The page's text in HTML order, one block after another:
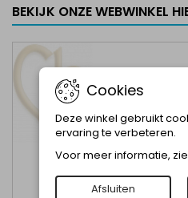
BEKIJK ONZE WEBWINKEL
Cookies
Deze winkel gebruikt
ervaring te verbeteren.
Voor meer informatie,
Afsluiten